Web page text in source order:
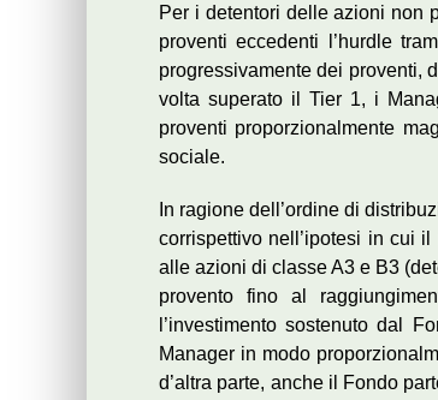
Per i detentori delle azioni non
proventi eccedenti l’hurdle
progressivamente dei proventi,
volta superato il Tier 1, i
proventi proporzionalmente
sociale.
In ragione dell’ordine di
corrispettivo nell’ipotesi in cui
alle azioni di classe A3 e B3
provento fino al
l’investimento sostenuto dal
Manager in modo
d’altra parte, anche il Fondo